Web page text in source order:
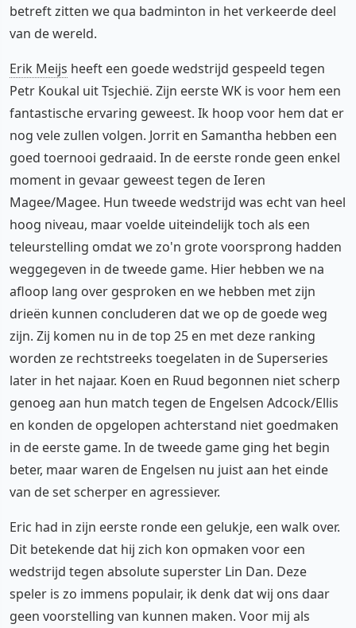
betreft zitten we qua badminton in het verkeerde deel
van de wereld.
Erik Meijs heeft een goede wedstrijd gespeeld tegen
Petr Koukal uit Tsjechië. Zijn eerste WK is voor hem een
fantastische ervaring geweest. Ik hoop voor hem dat er
nog vele zullen volgen. Jorrit en Samantha hebben een
goed toernooi gedraaid. In de eerste ronde geen enkel
moment in gevaar geweest tegen de Ieren
Magee/Magee. Hun tweede wedstrijd was echt van heel
hoog niveau, maar voelde uiteindelijk toch als een
teleurstelling omdat we zo'n grote voorsprong hadden
weggegeven in de tweede game. Hier hebben we na
afloop lang over gesproken en we hebben met zijn
drieën kunnen concluderen dat we op de goede weg
zijn. Zij komen nu in de top 25 en met deze ranking
worden ze rechtstreeks toegelaten in de Superseries
later in het najaar. Koen en Ruud begonnen niet scherp
genoeg aan hun match tegen de Engelsen Adcock/Ellis
en konden de opgelopen achterstand niet goedmaken
in de eerste game. In de tweede game ging het begin
beter, maar waren de Engelsen nu juist aan het einde
van de set scherper en agressiever.
Eric had in zijn eerste ronde een gelukje, een walk over.
Dit betekende dat hij zich kon opmaken voor een
wedstrijd tegen absolute superster Lin Dan. Deze
speler is zo immens populair, ik denk dat wij ons daar
geen voorstelling van kunnen maken. Voor mij als